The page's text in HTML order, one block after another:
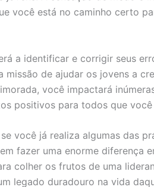
você está no caminho certo
a identificar e corrigir seus
missão de ajudar os jovens a
você impactará
positivos para todos que você
você já realiza algumas das
fazer uma enorme diferença
colher os frutos de uma
legado duradouro na vida